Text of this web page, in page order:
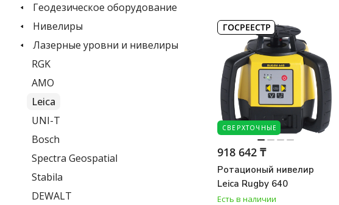
СВЕРХТОЧНЫЕ
ГОСРЕЕСТР
918 642 ₸
Ротационый нивелир
Leica Rugby 640
Есть в наличии
Геодезическое оборудование
Нивелиры
Лазерные уровни и нивелиры
RGK
AMO
Leica
UNI-T
Bosch
Spectra Geospatial
Stabila
DEWALT